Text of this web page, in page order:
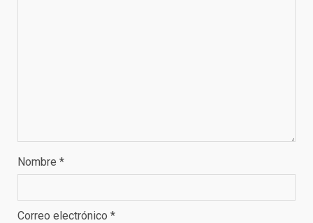
Nombre *
Correo electrónico *